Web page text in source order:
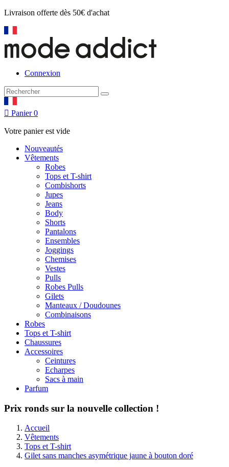
Livraison offerte dès 50€ d'achat
Connexion
 Panier 0
Votre panier est vide
Nouveautés
Vêtements
Robes
Tops et T-shirt
Combishorts
Jupes
Jeans
Body
Shorts
Pantalons
Ensembles
Joggings
Chemises
Vestes
Pulls
Robes Pulls
Gilets
Manteaux / Doudounes
Combinaisons
Robes
Tops et T-shirt
Chaussures
Accessoires
Ceintures
Echarpes
Sacs à main
Parfum
Prix ronds sur la nouvelle collection !
Accueil
Vêtements
Tops et T-shirt
Gilet sans manches asymétrique jaune à bouton doré